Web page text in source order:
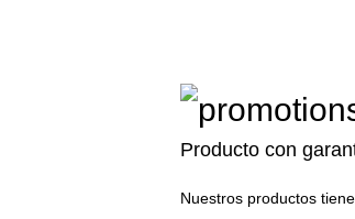
Producto con
Nuestros productos